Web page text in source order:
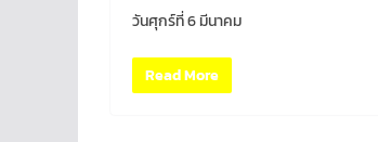
วันศุกร์ที่ 6 มีนาคม
Read More